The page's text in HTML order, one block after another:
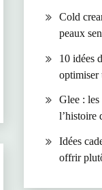
Cold
peaux
10 idées
optimiser
Glee : les
l’histoire
Idées
offrir